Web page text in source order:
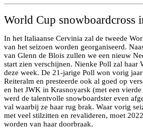
World Cup snowboardcross
In het Italiaanse Cervinia zal de tweede
van het seizoen worden georganiseerd.
van Glenn de Blois zullen we een nieuw
start zien verschijnen. Nienke Poll zal haar
deze week. De 21-jarige Poll won vorig
Reiteralm en presteerde ook al goed op
en het JWK in Krasnoyarsk (met een
werd de talentvolle snowboardster even
val waarbij ze haar rug brak. Waar vorig
met veel stilzitten en revalideren, moet
worden van haar doorbraak.